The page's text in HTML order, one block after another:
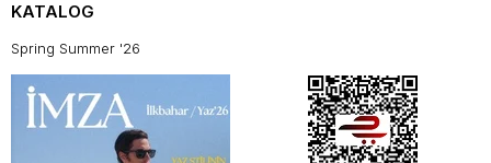
KATALOG
Spring Summer '26